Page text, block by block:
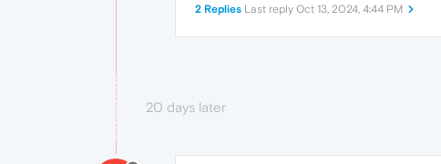
2 Replies Last reply Oct 13, 2024, 4:44 PM
20 days later